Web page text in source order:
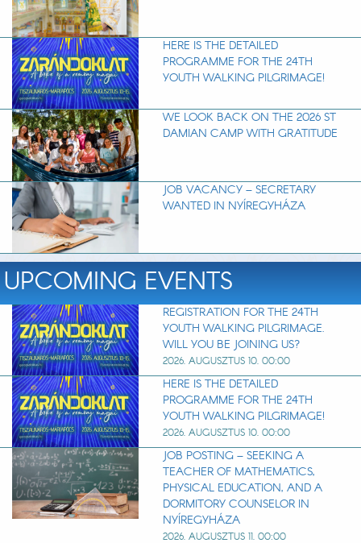
HERE IS THE DETAILED
PROGRAMME FOR THE 24TH
YOUTH WALKING PILGRIMAGE!
WE LOOK BACK ON THE 2026 ST
DAMIAN CAMP WITH GRATITUDE
JOB VACANCY – SECRETARY
WANTED IN NYÍREGYHÁZA
UPCOMING EVENTS
REGISTRATION FOR THE 24TH
YOUTH WALKING PILGRIMAGE.
WILL YOU BE JOINING US?
2026. AUGUSZTUS 10. 00:00
HERE IS THE DETAILED
PROGRAMME FOR THE 24TH
YOUTH WALKING PILGRIMAGE!
2026. AUGUSZTUS 10. 00:00
JOB POSTING – SEEKING A
TEACHER OF MATHEMATICS,
PHYSICAL EDUCATION, AND A
DORMITORY COUNSELOR IN
NYÍREGYHÁZA
2026. AUGUSZTUS 11. 00:00